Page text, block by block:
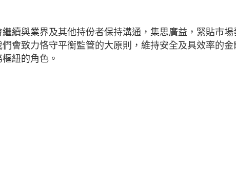
續與業界及其他持份者保持溝通，集思廣益，緊貼市場
會致力恪守平衡監管的大原則，維持安全及具效率的金
紐的角色。